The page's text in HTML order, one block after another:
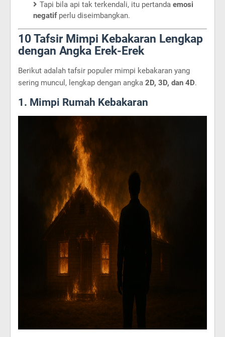
Tapi bila api tak terkendali, itu pertanda emosi
negatifperlu diseimbangkan.
10 Tafsir Mimpi Kebakaran Lengkap
dengan Angka Erek-Erek
Berikut adalah tafsir populer mimpi kebakaran yang
sering muncul, lengkap dengan angka 2D, 3D, dan 4D.
1. Mimpi Rumah Kebakaran